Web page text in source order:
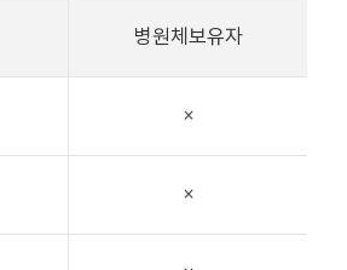
병원체보유자
×
×